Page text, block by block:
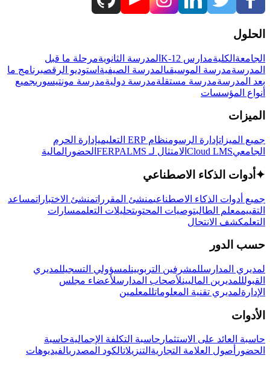
الحلول
الجامعة الكليةمدارس K-12 المدرسة الثانويةمرحلة ما قبل
المدرسةمدرسة الموسيقىالمدرسة الصيفية استوديو الرقصبرنامج ما
بعد المدرسةمدرسة مستقلةمدرسة دوليةمدرسة مونتيسوريجميع
أنواع المؤسسات
الميزات
جميع الميزاتإدارة الرسومنظام ERP التعليمي
إدارة الحرم
الجامعيCloud LMS الامتثال لـ FERPA LMS الحضور المالية
✦ أدوات الذكاء الاصطناعي
جميع أدوات الذكاء الاصطناعيمنشئ المقرراتمنشئ الاختباراتمساعد
التقييممعلم الطالبتوصيات المحتوىتحليلات التعلممسارات
التعلمكشف الانتحال
حسب الدور
لمديري المدارسللمشرفين التربويينلمسؤولي التسجيللمديري
القبولللمديرين الماليينلأصحاب المدارسلأعضاء مجلس
الإدارةلمديري تقنية المعلوماتللمعلمين
الأدوات
حاسبة العائد على الاستثمار حاسبة التكلفة الإجماليةحاسبة
الحضور أصول العلامة التجارية التنزيلاتالكود المصدريالفيديوهات